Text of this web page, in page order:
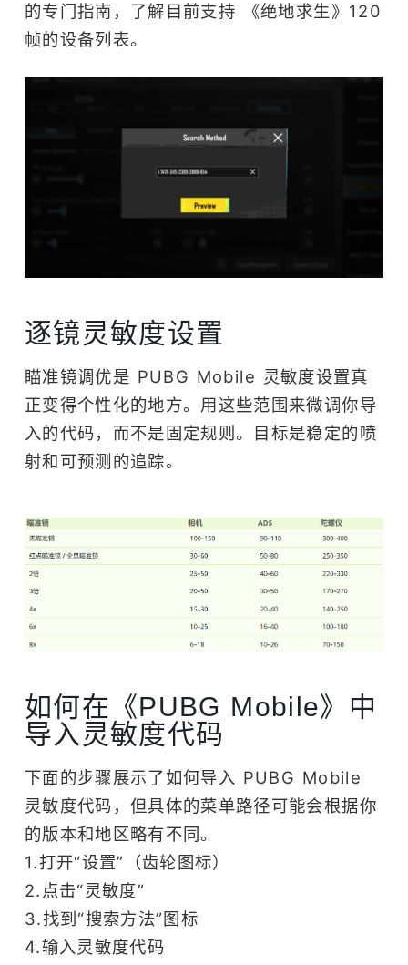
的专门指南，了解目前支持 《绝地求生》120
帧的设备列表。
逐镜灵敏度设置
瞄准镜调优是 PUBG Mobile 灵敏度设置真
正变得个性化的地方。用这些范围来微调你导
入的代码，而不是固定规则。目标是稳定的喷
射和可预测的追踪。
如何在《PUBG Mobile》中
导入灵敏度代码
下面的步骤展示了如何导入 PUBG Mobile
灵敏度代码，但具体的菜单路径可能会根据你
的版本和地区略有不同。
1.打开“设置”（齿轮图标）
2.点击“灵敏度”
3.找到“搜索方法”图标
4.输入灵敏度代码